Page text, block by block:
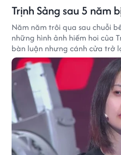
Trịnh Sảng sau 5 năm
Năm năm trôi qua sau chuỗi
những hình ảnh hiếm hoi của
bàn luận nhưng cánh cửa trở
vời.